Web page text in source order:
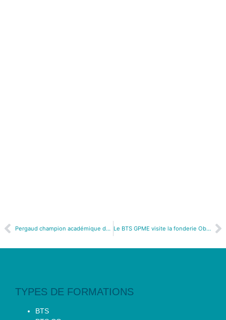
Pergaud champion académique de Cross Country! Le BTS GPME visite la fonderie Obertino
TYPES DE FORMATIONS
BTS